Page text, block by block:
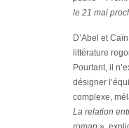
le 21 mai
D’Abel et
littérature
Pourtant, il
désigner
complexe,
La relation